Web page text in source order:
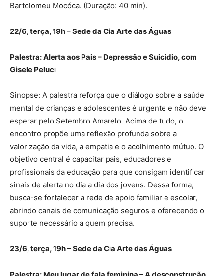
Bartolomeu Mocóca. (Duração: 40 min).
22/6, terça, 19h – Sede da Cia Arte das Águas
Palestra: Alerta aos Pais – Depressão e Suicídio, com
Gisele Peluci
Sinopse: A palestra reforça que o diálogo sobre a saúde
mental de crianças e adolescentes é urgente e não deve
esperar pelo Setembro Amarelo. Acima de tudo, o
encontro propõe uma reflexão profunda sobre a
valorização da vida, a empatia e o acolhimento mútuo. O
objetivo central é capacitar pais, educadores e
profissionais da educação para que consigam identificar
sinais de alerta no dia a dia dos jovens. Dessa forma,
busca-se fortalecer a rede de apoio familiar e escolar,
abrindo canais de comunicação seguros e oferecendo o
suporte necessário a quem precisa.
23/6, terça, 19h – Sede da Cia Arte das Águas